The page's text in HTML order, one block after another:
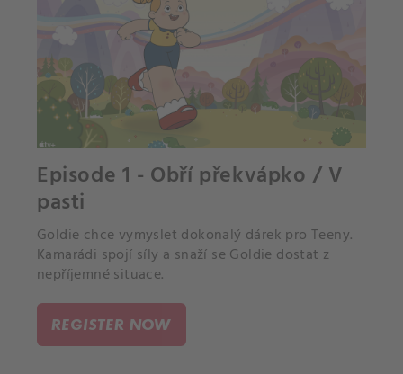
Episode 1 - Obří překvápko / V
pasti
Goldie chce vymyslet dokonalý dárek pro Teeny.
Kamarádi spojí síly a snaží se Goldie dostat z
nepříjemné situace.
REGISTER NOW